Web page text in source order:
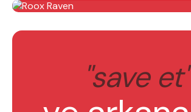
"save et"